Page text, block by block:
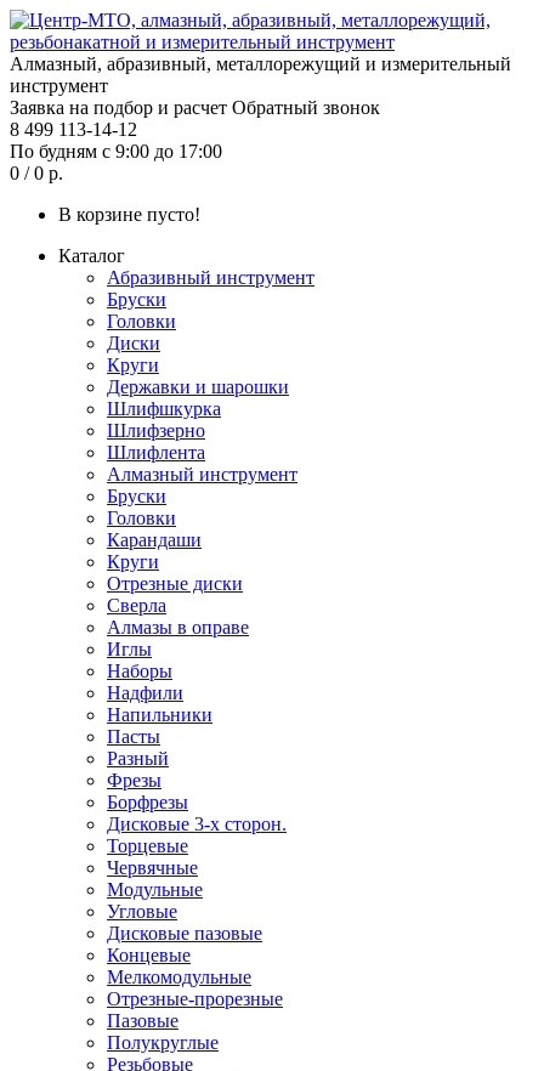
Алмазный, абразивный, металлорежущий и измерительный
инструмент
Заявка на подбор и расчет Обратный звонок
8 499 113-14-12
По будням с 9:00 до 17:00
0 / 0 р.
В корзине пусто!
Каталог
Абразивный инструмент
Бруски
Головки
Диски
Круги
Державки и шарошки
Шлифшкурка
Шлифзерно
Шлифлента
Алмазный инструмент
Бруски
Головки
Карандаши
Круги
Отрезные диски
Сверла
Алмазы в оправе
Иглы
Наборы
Надфили
Напильники
Пасты
Разный
Фрезы
Борфрезы
Дисковые 3-х сторон.
Торцевые
Червячные
Модульные
Угловые
Дисковые пазовые
Концевые
Мелкомодульные
Отрезные-прорезные
Пазовые
Полукруглые
Резьбовые